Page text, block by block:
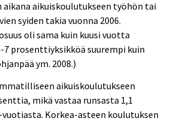
aikana aikuiskoulutukseen työhön tai
syiden takia vuonna 2006.
oli sama kuin kuusi vuotta
7 prosenttiyksikköä suurempi kuin
ym. 2008.)
aikuiskoulutukseen
mikä vastaa runsasta 1,1
Korkea-asteen koulutuksen